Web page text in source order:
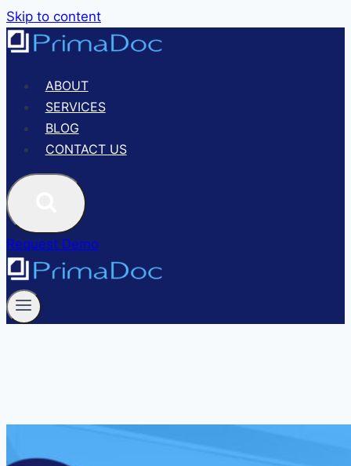
Skip to content
ABOUT
SERVICES
BLOG
CONTACT US
Request Demo